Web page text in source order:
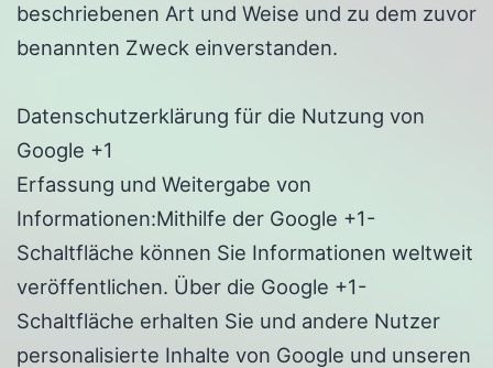
beschriebenen Art und Weise und zu dem zuvor
benannten Zweck einverstanden.
Datenschutzerklärung für die Nutzung von
Google +1
Erfassung und Weitergabe von
Informationen:Mithilfe der Google +1-
Schaltfläche können Sie Informationen weltweit
veröffentlichen. Über die Google +1-
Schaltfläche erhalten Sie und andere Nutzer
personalisierte Inhalte von Google und unseren